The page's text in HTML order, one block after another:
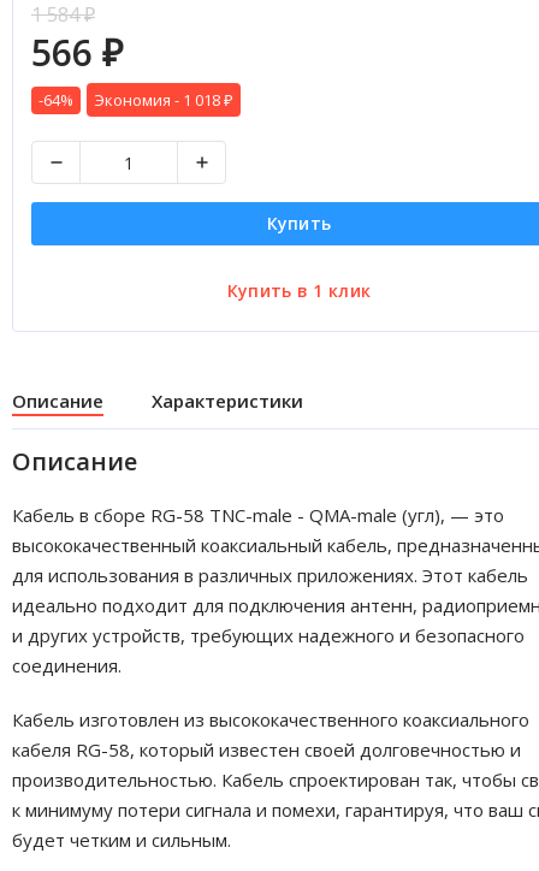
1 584₽
566 ₽
-64% Экономия - 1 018 ₽
Купить
Описание Характеристики
Описание
Кабель в сборе RG-58 TNC-male - QMA-male (угл), — это
высококачественный коаксиальный кабель,
для использования в различных приложениях. Этот кабель
идеально подходит для подключения антенн,
и других устройств, требующих надежного и безопасного
соединения.
Кабель изготовлен из высококачественного коаксиального
кабеля RG-58, который известен своей долговечностью и
производительностью. Кабель спроектирован так, чтобы
к минимуму потери сигнала и помехи, гарантируя, что ваш
будет четким и сильным.